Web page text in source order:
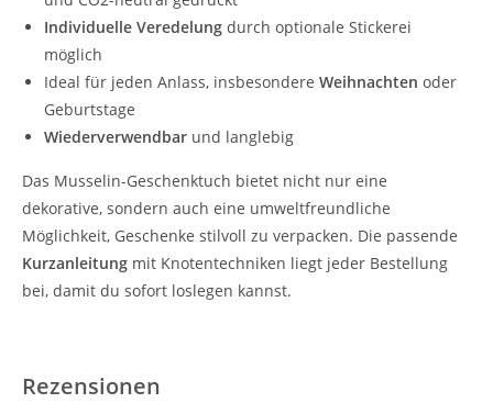
Individuelle Veredelung durch optionale Stickerei
möglich
Ideal für jeden Anlass, insbesondere Weihnachten oder
Geburtstage
Wiederverwendbar und langlebig
Das Musselin-Geschenktuch bietet nicht nur eine
dekorative, sondern auch eine umweltfreundliche
Möglichkeit, Geschenke stilvoll zu verpacken. Die passende
Kurzanleitung mit Knotentechniken liegt jeder Bestellung
bei, damit du sofort loslegen kannst.
Rezensionen